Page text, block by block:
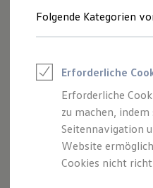
Junge
Leasing
Leasing-
Junge
Elektroauto
Kleinwagen-
Leasing ohne
Ganz
Polo.
Folgende Kategorien
Erforderliche
Erforderliche
zu machen,
Seitennavigation
Website
Cookies nicht